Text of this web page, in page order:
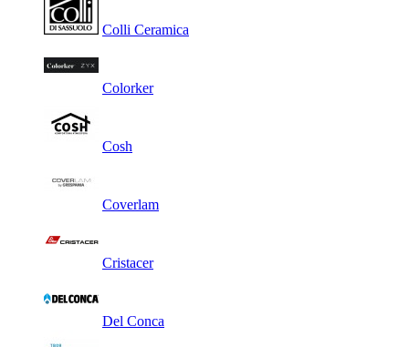
Colli Ceramica
Colorker
Cosh
Coverlam
Cristacer
Del Conca